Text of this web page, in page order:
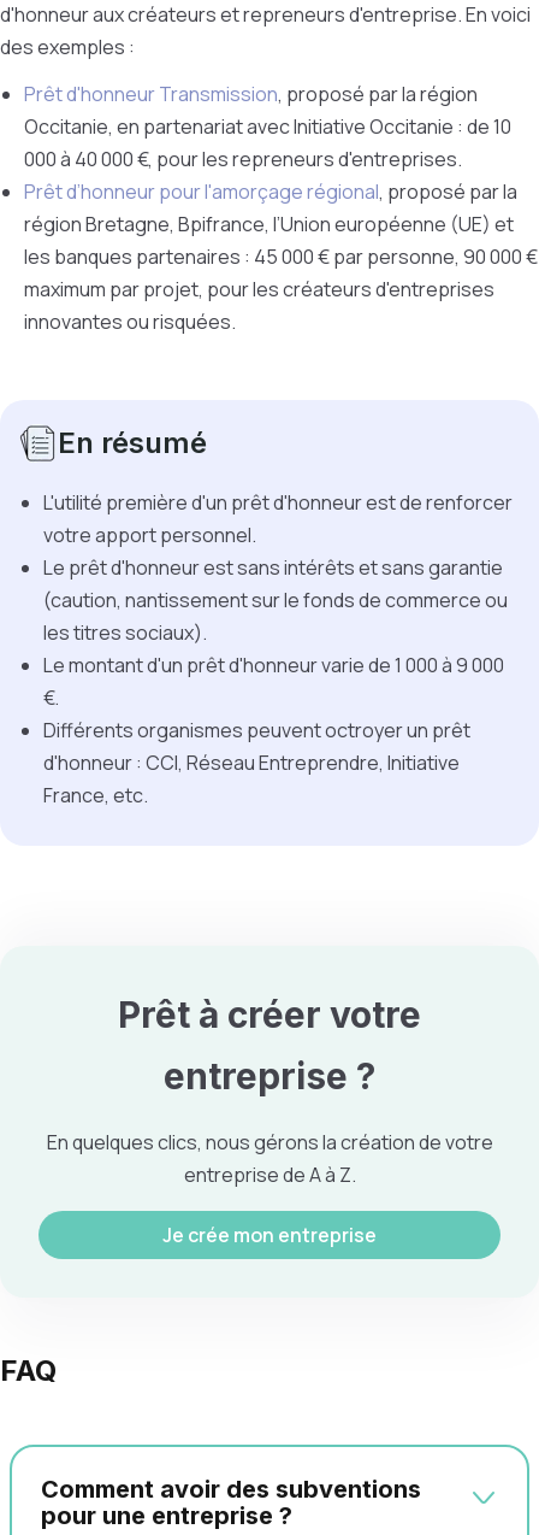
d'honneur aux créateurs et repreneurs d'entreprise. En voici
des exemples :
Prêt d'honneur Transmission, proposé par la région
Occitanie, en partenariat avec Initiative Occitanie : de 10
000 à 40 000 €, pour les repreneurs d'entreprises.
Prêt d’honneur pour l'amorçage régional, proposé par la
région Bretagne, Bpifrance, l’Union européenne (UE) et
les banques partenaires : 45 000 € par personne, 90 000 €
maximum par projet, pour les créateurs d'entreprises
innovantes ou risquées.
En résumé
L'utilité première d'un prêt d'honneur est de renforcer
votre apport personnel.
Le prêt d'honneur est sans intérêts et sans garantie
(caution, nantissement sur le fonds de commerce ou
les titres sociaux).
Le montant d'un prêt d'honneur varie de 1 000 à 9 000
€.
Différents organismes peuvent octroyer un prêt
d'honneur : CCI, Réseau Entreprendre, Initiative
France, etc.
Prêt à créer votre
entreprise ?
En quelques clics, nous gérons la création de votre
entreprise de A à Z.
Je crée mon entreprise
FAQ
Comment avoir des subventions
pour une entreprise ?